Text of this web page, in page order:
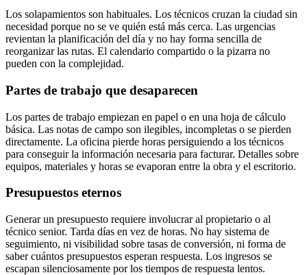
Los solapamientos son habituales. Los técnicos cruzan la ciudad sin
necesidad porque no se ve quién está más cerca. Las urgencias
revientan la planificación del día y no hay forma sencilla de
reorganizar las rutas. El calendario compartido o la pizarra no
pueden con la complejidad.
Partes de trabajo que desaparecen
Los partes de trabajo empiezan en papel o en una hoja de cálculo
básica. Las notas de campo son ilegibles, incompletas o se pierden
directamente. La oficina pierde horas persiguiendo a los técnicos
para conseguir la información necesaria para facturar. Detalles sobre
equipos, materiales y horas se evaporan entre la obra y el escritorio.
Presupuestos eternos
Generar un presupuesto requiere involucrar al propietario o al
técnico senior. Tarda días en vez de horas. No hay sistema de
seguimiento, ni visibilidad sobre tasas de conversión, ni forma de
saber cuántos presupuestos esperan respuesta. Los ingresos se
escapan silenciosamente por los tiempos de respuesta lentos.